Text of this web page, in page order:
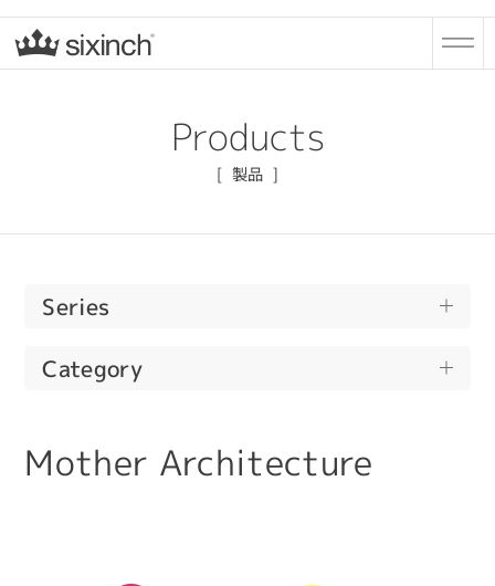
Products
製品
Mother Architecture
Series
Bead
Pebble
Category
Cushions